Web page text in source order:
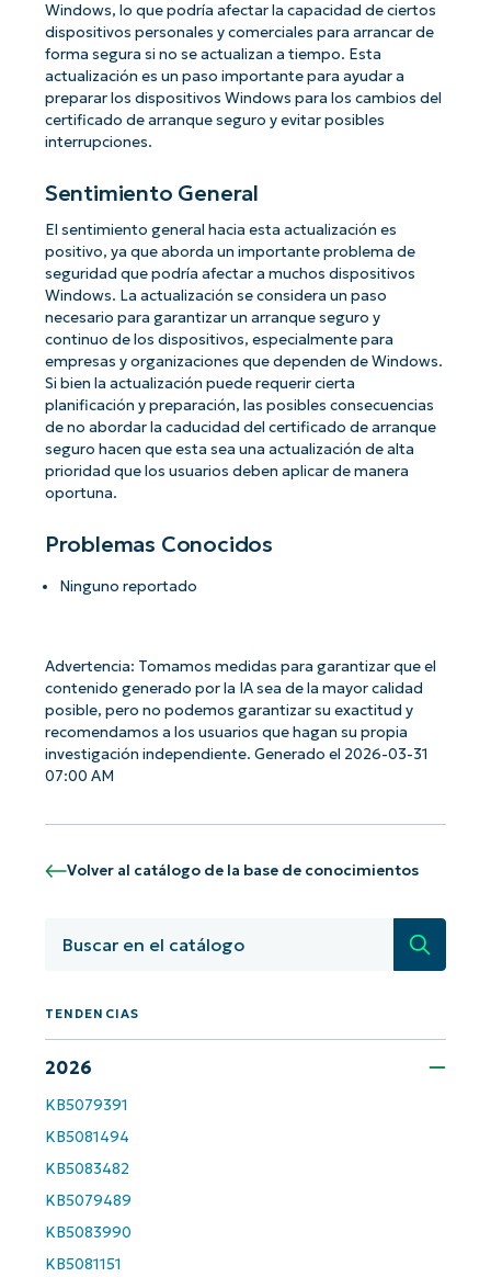
Windows, lo que podría afectar la capacidad de ciertos
dispositivos personales y comerciales para arrancar de
forma segura si no se actualizan a tiempo. Esta
actualización es un paso importante para ayudar a
preparar los dispositivos Windows para los cambios del
certificado de arranque seguro y evitar posibles
interrupciones.
Sentimiento General
El sentimiento general hacia esta actualización es
positivo, ya que aborda un importante problema de
seguridad que podría afectar a muchos dispositivos
Windows. La actualización se considera un paso
necesario para garantizar un arranque seguro y
continuo de los dispositivos, especialmente para
empresas y organizaciones que dependen de Windows.
Si bien la actualización puede requerir cierta
planificación y preparación, las posibles consecuencias
de no abordar la caducidad del certificado de arranque
seguro hacen que esta sea una actualización de alta
prioridad que los usuarios deben aplicar de manera
oportuna.
Problemas Conocidos
Ninguno reportado
Advertencia: Tomamos medidas para garantizar que el
contenido generado por la IA sea de la mayor calidad
posible, pero no podemos garantizar su exactitud y
recomendamos a los usuarios que hagan su propia
investigación independiente. Generado el 2026-03-31
07:00 AM
Volver al catálogo de la base de conocimientos
TENDENCIAS
2026
KB5079391
KB5081494
KB5083482
KB5079489
KB5083990
KB5081151
¡Empiece con los análisis de KB
basados en IA de NinjaOne!
First
and
last
Business